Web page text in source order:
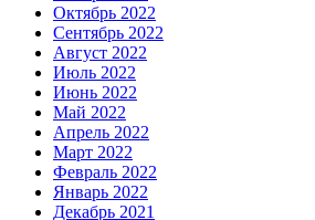
Октябрь 2022
Сентябрь 2022
Август 2022
Июль 2022
Июнь 2022
Май 2022
Апрель 2022
Март 2022
Февраль 2022
Январь 2022
Декабрь 2021